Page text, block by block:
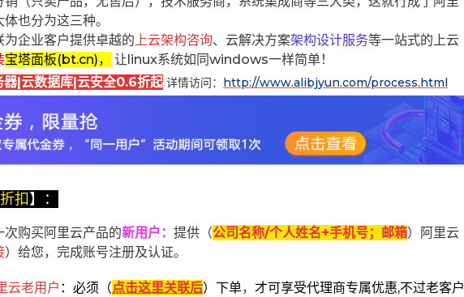
也分为这三种。
企业客户提供卓越的上云架构咨询、云解决方案架构设计服务等一站式的上云
宝塔面板(bt.cn)，
让linux系统如同windows一样简单！
|云数据库|云安全0.6折起 详情访问： http://www.alibjyun.com/process.html
扣】：
购买阿里云产品的新用户 ： 提供（公司名称/个人姓名+手机号；邮箱）阿里云
）给您，完成账号注册及认证。
云老用户 ： 必须 （点击这里关联后） 下单， 才可享受代理商专属优惠,不过老客户